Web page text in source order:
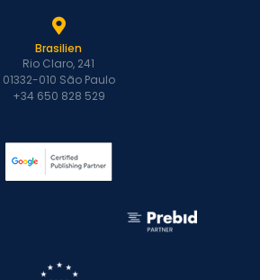
Brasilien
Rio Claro, 241
01332-010 São Paulo
+34 650 828 529